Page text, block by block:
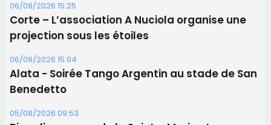
06/08/2026 15:25
Corte – L’association A Nuciola organise une
projection sous les étoiles
06/08/2026 15:04
Alata - Soirée Tango Argentin au stade de San
Benedetto
05/08/2026 09:53